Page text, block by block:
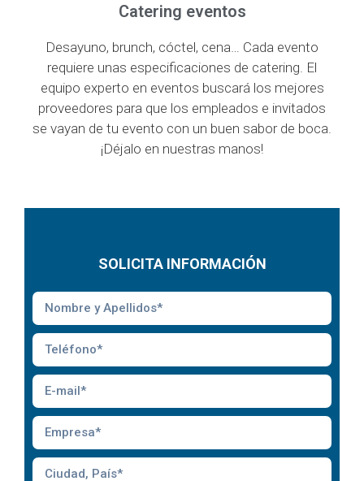
Catering eventos
Desayuno, brunch, cóctel, cena… Cada evento
requiere unas especificaciones de catering. El
equipo experto en eventos buscará los mejores
proveedores para que los empleados e invitados
se vayan de tu evento con un buen sabor de boca.
¡Déjalo en nuestras manos!
SOLICITA INFORMACIÓN